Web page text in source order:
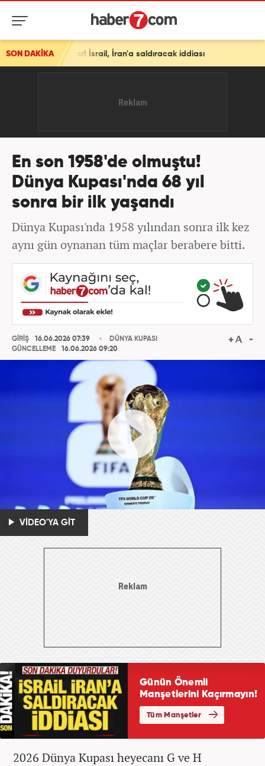
SON DAKİKAİsrail, İran'a saldıracak iddiası
En son 1958'de olmuştu!
Dünya Kupası'nda 68 yıl
sonra bir ilk yaşandı
Dünya Kupası'nda 1958 yılından sonra ilk kez
aynı gün oynanan tüm maçlar berabere bitti.
GİRİŞ
16.06.2026 07:39
GÜNCELLEME
16.06.2026 09:20
DÜNYA KUPASI
VİDEO'YA GİT
2026 Dünya Kupası heyecanı G ve H